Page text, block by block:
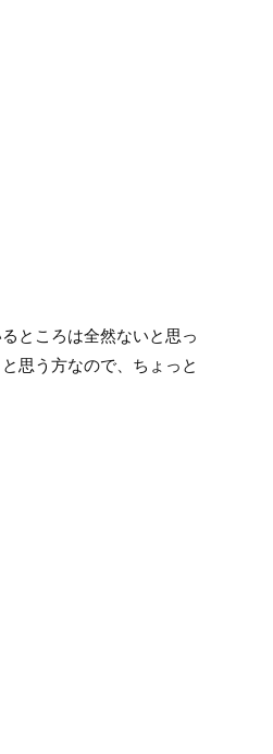
ところは全然ないと思っ
思う方なので、ちょっと